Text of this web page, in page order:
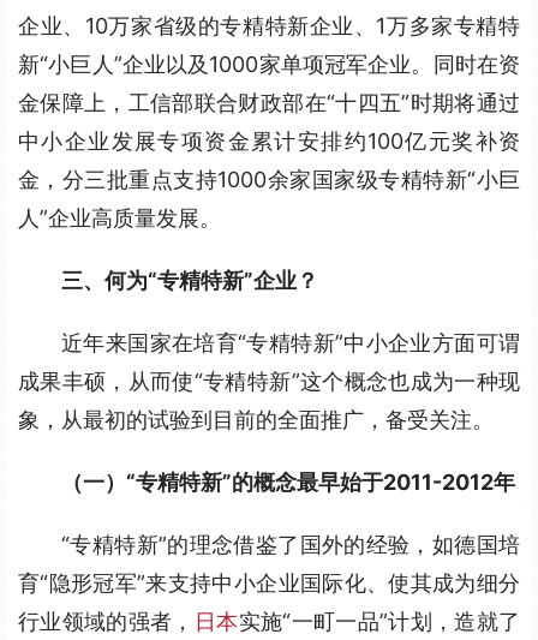
企业、10万家省级的专精特新企业、1万多家专精特
新“小巨人”企业以及1000家单项冠军企业。同时在资
金保障上，工信部联合财政部在“十四五”时期将通过
中小企业发展专项资金累计安排约100亿元奖补资
金，分三批重点支持1000余家国家级专精特新“小巨
人”企业高质量发展。
三、何为“专精特新”企业？
近年来国家在培育“专精特新”中小企业方面可谓
成果丰硕，从而使“专精特新”这个概念也成为一种现
象，从最初的试验到目前的全面推广，备受关注。
（一）“专精特新”的概念最早始于2011-2012年
“专精特新”的理念借鉴了国外的经验，如德国培
育“隐形冠军”来支持中小企业国际化、使其成为细分
行业领域的强者， 日本实施“一町一品”计划，造就了